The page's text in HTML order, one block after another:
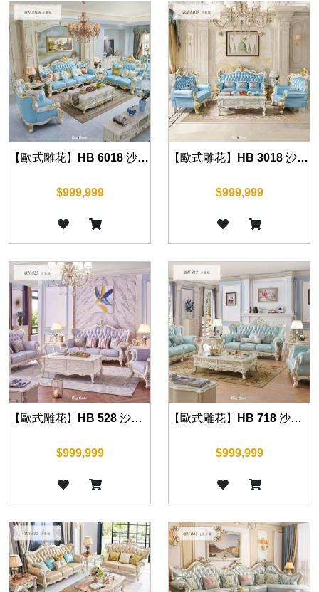
【歐式雕花】HB 6018 沙發組(珍珠白)
$999,999
【歐式雕花】HB 3018 沙發組(珍珠白)
$999,999
【歐式雕花】HB 528 沙發組(珍珠白)
$999,999
【歐式雕花】HB 718 沙發組(珍珠白)
$999,999